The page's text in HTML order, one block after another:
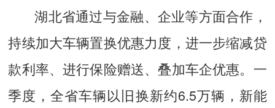
湖北省通过与金融、企业等方面合作，
持续加大车辆置换优惠力度，进一步缩减贷
款利率、进行保险赠送、叠加车企优惠。一
季度，全省车辆以旧换新约6.5万辆，新能